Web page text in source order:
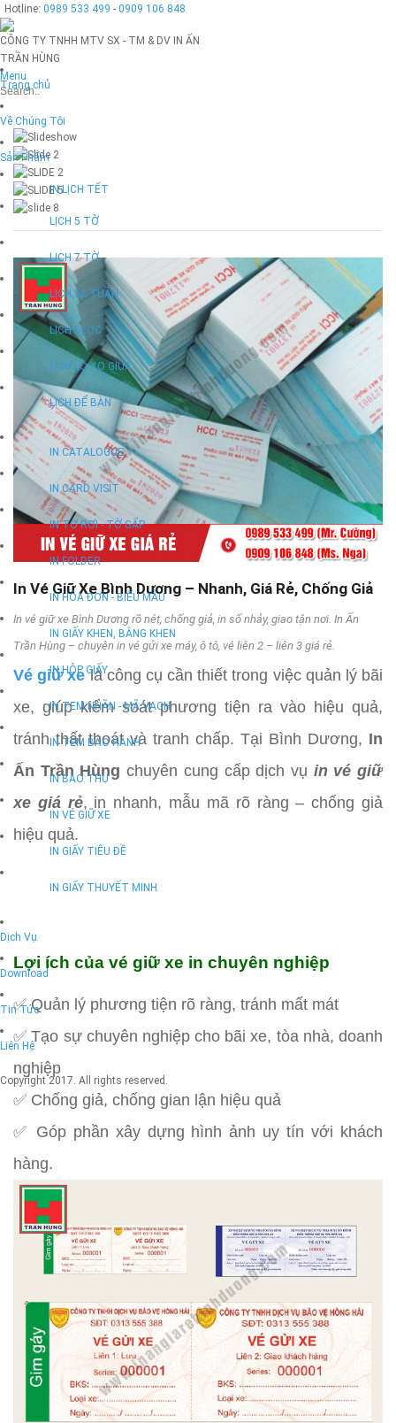
Hotline: 0989 533 499 - 0909 106 848
CÔNG TY TNHH MTV SX - TM & DV IN ẤN
TRẦN HÙNG
Menu
Trang chủ
Về Chúng Tôi
Sản Phẩm
IN LỊCH TẾT
LỊCH 5 TỜ
LỊCH 7 TỜ
LỊCH 52 TUẦN
LỊCH BLOC
LỊCH LÒ XO GIỮA
LỊCH ĐỂ BÀN
IN CATALOGUE
IN CARD VISIT
IN TỜ RƠI - TỜ GẤP
IN FOLDER
IN HÓA ĐƠN - BIỂU MẪU
IN GIẤY KHEN, BẰNG KHEN
IN HỘP GIẤY
IN TEM NHÃN - MÃ VẠCH
IN TEM BẢO HÀNH
IN BAO THƯ
IN VÉ GIỮ XE
IN GIẤY TIÊU ĐỀ
IN GIẤY THUYẾT MINH
Dịch Vụ
Download
Tin Tức
Liên Hệ
Copyright 2017. All rights reserved.
In Vé Giữ Xe Bình Dương – Nhanh, Giá Rẻ, Chống Giả
In vé giữ xe Bình Dương rõ nét, chống giả, in số nhảy, giao tận nơi. In Ấn
Trần Hùng – chuyên in vé gửi xe máy, ô tô, vé liên 2 – liên 3 giá rẻ.
Vé giữ xelà công cụ cần thiết trong việc quản lý bãi
xe, giúp kiểm soát phương tiện ra vào hiệu quả,
tránh thất thoát và tranh chấp. Tại Bình Dương, In
Ấn Trần Hùng chuyên cung cấp dịch vụ in vé giữ
xe giá rẻ, in nhanh, mẫu mã rõ ràng – chống giả
hiệu quả.
Lợi ích của vé giữ xe in chuyên nghiệp
✅ Quản lý phương tiện rõ ràng, tránh mất mát
✅ Tạo sự chuyên nghiệp cho bãi xe, tòa nhà, doanh
nghiệp
✅ Chống giả, chống gian lận hiệu quả
✅ Góp phần xây dựng hình ảnh uy tín với khách
hàng.